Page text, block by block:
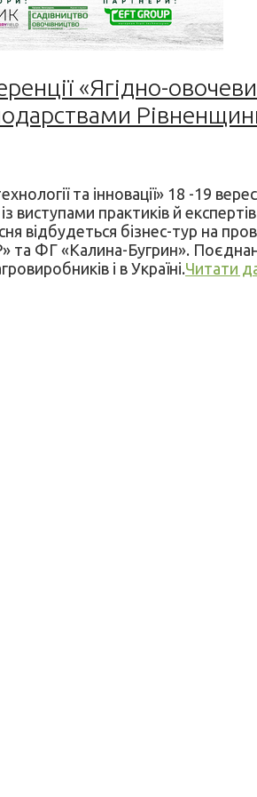
«Ягідно-
та інновації» 18 -19
практиків й експертів
бізнес-тур на
ФГ «Калина-Бугрин».
і в Україні.Читати